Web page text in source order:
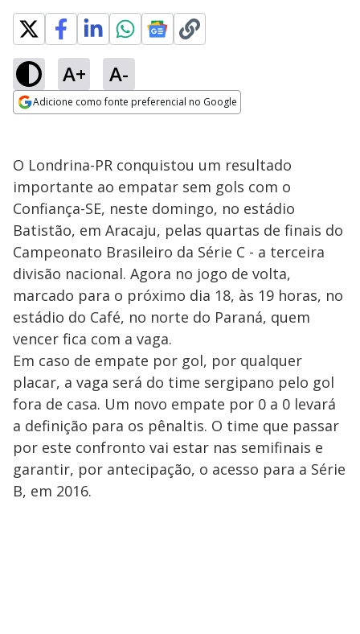
A+ A-
Adicione como fonte preferencial no Google
O Londrina-PR conquistou um resultado
importante ao empatar sem gols com o
Confiança-SE, neste domingo, no estádio
Batistão, em Aracaju, pelas quartas de finais do
Campeonato Brasileiro da Série C - a terceira
divisão nacional. Agora no jogo de volta,
marcado para o próximo dia 18, às 19 horas, no
estádio do Café, no norte do Paraná, quem
vencer fica com a vaga.
Em caso de empate por gol, por qualquer
placar, a vaga será do time sergipano pelo gol
fora de casa. Um novo empate por 0 a 0 levará
a definição para os pênaltis. O time que passar
por este confronto vai estar nas semifinais e
garantir, por antecipação, o acesso para a Série
B, em 2016.